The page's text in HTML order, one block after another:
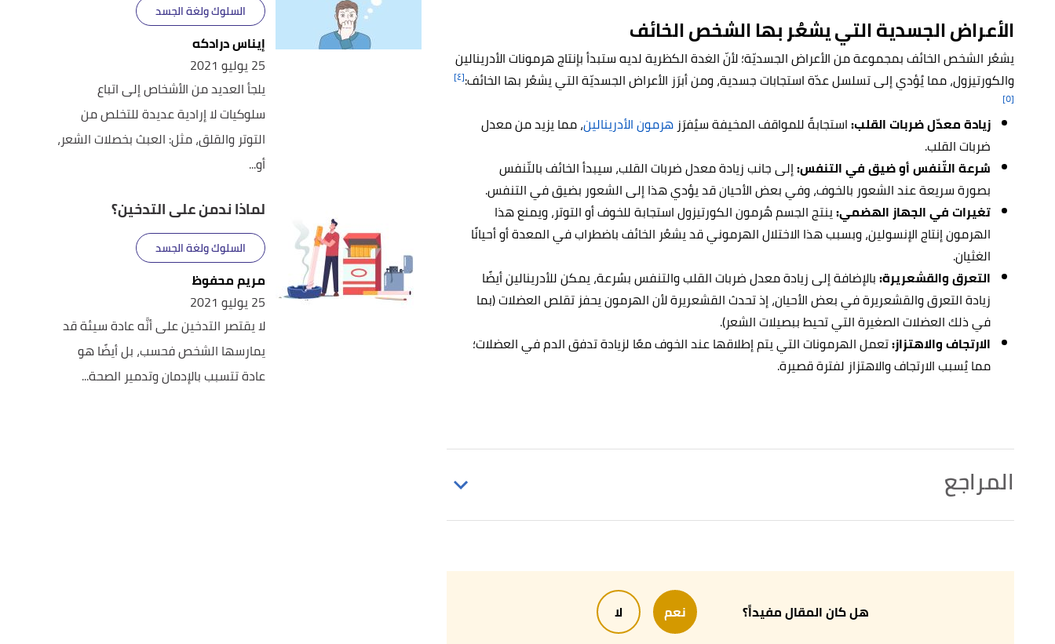
الأعراض الجسدية التي يشعُر بها الشخص الخائف
يشعُر الشخص الخائف بمجموعة من الأعراض الجسديّة؛ لأنّ الغدة الكظرية لديه ستبدأ بإنتاج هرمونات الأدرينالين
والكورتيزول، مما يُؤدي إلى تسلسل عدّة استجابات جسدية، ومن أبرَز الأعراض الجسديّة التي يشعُر بها الخائف:[٤]
[٥]
زيادة معدّل ضربات القلب:استجابةً للمواقف المخيفة سيُفرَزهرمون الأدرينالين، مما يزيد من معدل
ضربات القلب.
سُرعة التّنفس أو ضيق في التنفس:إلى جانب زيادة معدل ضربات القلب، سيبدأ الخائف بالتّنفس
بصورة سريعة عند الشعور بالخوف، وفي بعض الأحيان قد يؤدي هذا إلى الشعور بضيق في التنفس.
تغيرات في الجهاز الهضمي:ينتج الجسم هُرمون الكورتيزول استجابة للخوف أو التوتر، ويمنع هذا
الهرمون إنتاج الإنسولين، وبسبب هذا الاختلال الهرموني قد يشعُر الخائف باضطراب في المعدة أو أحيانًا
الغثيان.
التعرق والقشعريرة:بالإضافة إلى زيادة معدل ضربات القلب والتنفس بسُرعة، يمكن للأدرينالين أيضًا
زيادة التعرق والقشعريرة في بعض الأحيان، إذ تحدث القشعريرة لأن الهرمون يحفز تقلص العضلات (بما
في ذلك العضلات الصغيرة التي تحيط ببصيلات الشعر).
الارتجاف والاهتزاز:تعمل الهرمونات التي يتم إطلاقها عند الخوف معًا لزيادة تدفق الدم في العضلات؛
مما يُسبب الارتجاف والاهتزاز لفترة قصيرة.
المراجع
Edited.
exploringyourmind, Retrieved 20/11/2022. Edited.هل كان المقال مفيداً؟ نعم لا
السلوك ولغة الجسد
إيناس درادكه
25 يوليو 2021
يلجأ العديد من الأشخاص إلى اتباع
سلوكيات لا إرادية عديدة للتخلص من
التوتر والقلق، مثل: العبث بخصلات الشعر،
أو...
لماذا ندمن على التدخين؟
السلوك ولغة الجسد
مريم محفوظ
25 يوليو 2021
لا يقتصر التدخين على أنَّه عادة سيئة قد
يمارسها الشخص فحسب، بل أيضًا هو
عادة تتسبب بالإدمان وتدمير الصحة...